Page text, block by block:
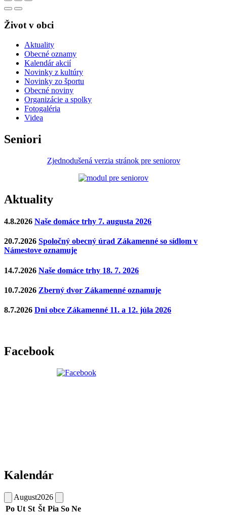
Život v obci
Aktuality
Obecné oznamy
Kalendár akcií
Novinky z kultúry
Novinky zo športu
Obecné noviny
Organizácie a spolky
Fotogaléria
Videa
Seniori
Zjednodušená verzia stránok pre seniorov
Aktuality
4.8.2026 Naše domáce trhy 7. augusta 2026
20.7.2026 Spoločný obecný úrad Zákamenné so sídlom v
Námestove oznamuje
14.7.2026 Naše domáce trhy 18. 7. 2026
10.7.2026 Zberný dvor Zákamenné oznamuje
8.7.2026 Dni obce Zákamenné 11. a 12. júla 2026
Facebook
Kalendár
August2026
Po Ut St Št Pia So Ne